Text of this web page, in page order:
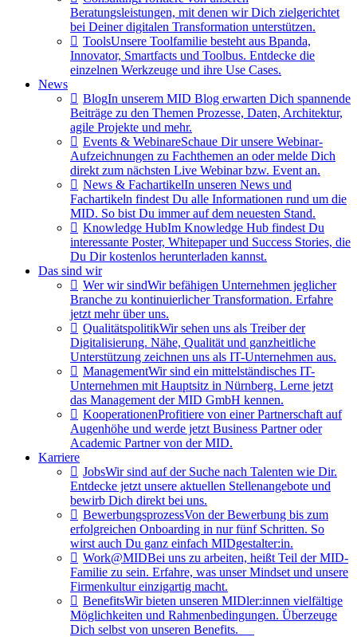
Beratungsleistungen, mit denen wir Dich zielgerichtet
bei Deiner digitalen Transformation unterstützen.
ToolsUnsere Toolfamilie besteht aus Bpanda,
Innovator, Smartfacts und Toolbus. Entdecke die
einzelnen Werkzeuge und ihre Use Cases.
News
BlogIn unserem MID Blog erwarten Dich spannende
Beiträge zu den Themen Prozesse, Daten, Architektur,
agile Projekte und mehr.
Events & WebinareSchaue Dir unsere Webinar-
Aufzeichnungen zu Fachthemen an oder melde Dich
direkt zum nächsten Live Webinar bzw. Event an.
News & FachartikelIn unseren News und
Fachartikeln findest Du alle Informationen rund um die
MID. So bist Du immer auf dem neuesten Stand.
Knowledge HubIm Knowledge Hub findest Du
interessante Poster, Whitepaper und Success Stories, die
Du Dir kostenlos herunterladen kannst.
Das sind wir
Wer wir sindWir befähigen Unternehmen jeglicher
Branche zu kontinuierlicher Transformation. Erfahre
jetzt mehr über uns.
QualitätspolitikWir sehen uns als Treiber der
Digitalisierung. Nähe, Qualität und ganzheitliche
Unterstützung zeichnen uns als IT-Unternehmen aus.
ManagementWir sind ein mittelständisches IT-
Unternehmen mit Hauptsitz in Nürnberg. Lerne jetzt
das Management der MID GmbH kennen.
KooperationenProfitiere von einer Partnerschaft auf
Augenhöhe und werde jetzt Business Partner oder
Academic Partner von der MID.
Karriere
JobsWir sind auf der Suche nach Talenten wie Dir.
Entdecke jetzt unsere aktuellen Stellenangebote und
bewirb Dich direkt bei uns.
BewerbungsprozessVon der Bewerbung bis zum
erfolgreichen Onboarding in nur fünf Schritten. So
wirst auch Du ganz einfach MIDgestalter:in.
Work@MIDBei uns zu arbeiten, heißt Teil der MID-
Familie zu sein. Erfahre, was unser Mindset und unsere
Firmenkultur einzigartig macht.
BenefitsWir bieten unseren MIDler:innen vielfältige
Möglichkeiten und Rahmenbedingungen. Überzeuge
Dich selbst von unseren Benefits.